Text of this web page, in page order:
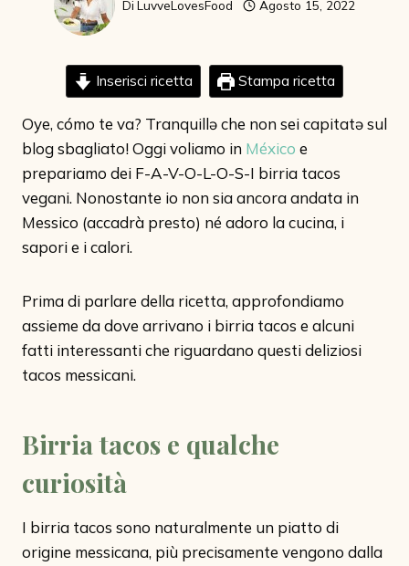
Di LuvveLovesFood Agosto 15, 2022
Inserisci ricetta Stampa ricetta
Oye, cómo te va? Tranquillə che non sei capitatə sul
blog sbagliato! Oggi voliamo in México e
prepariamo dei F-A-V-O-L-O-S-I birria tacos
vegani. Nonostante io non sia ancora andata in
Messico (accadrà presto) né adoro la cucina, i
sapori e i calori.
Prima di parlare della ricetta, approfondiamo
assieme da dove arrivano i birria tacos e alcuni
fatti interessanti che riguardano questi deliziosi
tacos messicani.
Birria tacos e qualche
curiosità
I birria tacos sono naturalmente un piatto di
origine messicana, più precisamente vengono dalla